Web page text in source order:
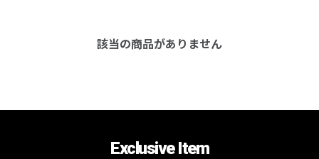
該当の商品がありません
Exclusive Item